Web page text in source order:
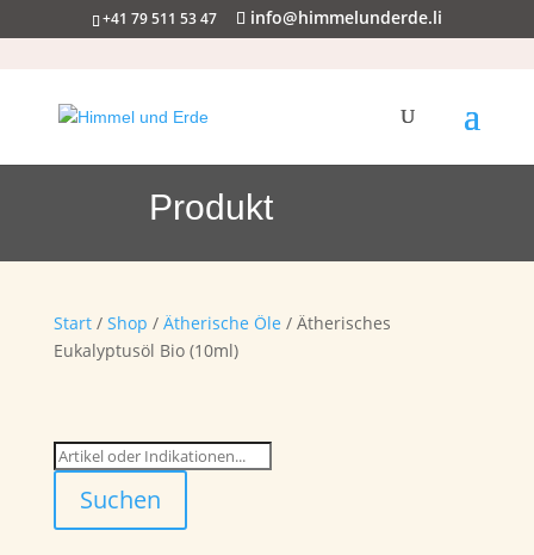
+41 79 511 53 47 info@himmelunderde.li
Produkt
Start/ Shop / Ätherische Öle / Ätherisches
Eukalyptusöl Bio (10ml)
Suchen